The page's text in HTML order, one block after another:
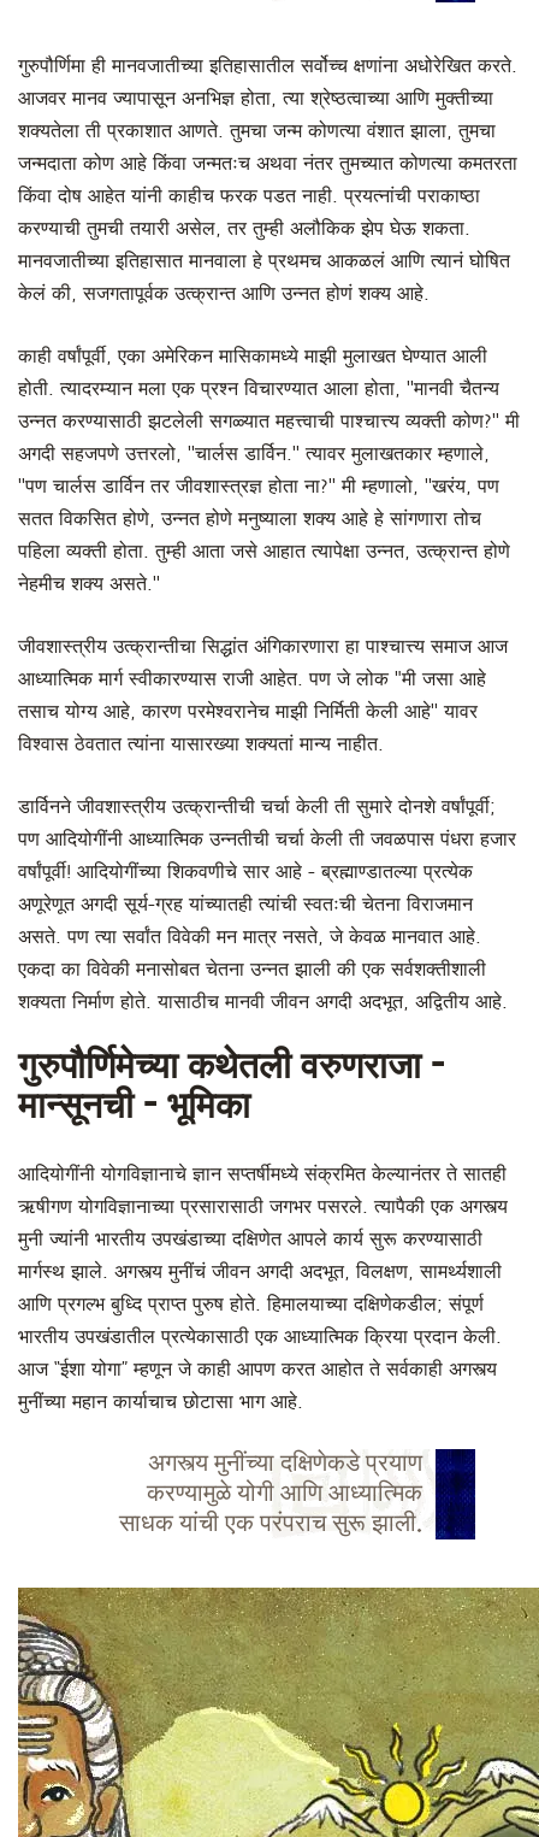
गुरुपौर्णिमा ही मानवजातीच्या इतिहासातील सर्वोच्च क्षणांना अधोरेखित करते.
आजवर मानव ज्यापासून अनभिज्ञ होता, त्या श्रेष्ठत्वाच्या आणि मुक्तीच्या
शक्यतेला ती प्रकाशात आणते. तुमचा जन्म कोणत्या वंशात झाला, तुमचा
जन्मदाता कोण आहे किंवा जन्मतःच अथवा नंतर तुमच्यात कोणत्या कमतरता
किंवा दोष आहेत यांनी काहीच फरक पडत नाही. प्रयत्नांची पराकाष्ठा
करण्याची तुमची तयारी असेल, तर तुम्ही अलौकिक झेप घेऊ शकता.
मानवजातीच्या इतिहासात मानवाला हे प्रथमच आकळलं आणि त्यानं घोषित
केलं की, सजगतापूर्वक उत्क्रान्त आणि उन्नत होणं शक्य आहे.
काही वर्षांपूर्वी, एका अमेरिकन मासिकामध्ये माझी मुलाखत घेण्यात आली
होती. त्यादरम्यान मला एक प्रश्न विचारण्यात आला होता, ''मानवी चैतन्य
उन्नत करण्यासाठी झटलेली सगळ्यात महत्त्वाची पाश्चात्त्य व्यक्ती कोण?'' मी
अगदी सहजपणे उत्तरलो, ''चार्लस डार्विन.'' त्यावर मुलाखतकार म्हणाले,
''पण चार्लस डार्विन तर जीवशास्त्रज्ञ होता ना?'' मी म्हणालो, ''खरंय, पण
सतत विकसित होणे, उन्नत होणे मनुष्याला शक्य आहे हे सांगणारा तोच
पहिला व्यक्ती होता. तुम्ही आता जसे आहात त्यापेक्षा उन्नत, उत्क्रान्त होणे
नेहमीच शक्य असते.''
जीवशास्त्रीय उत्क्रान्तीचा सिद्धांत अंगिकारणारा हा पाश्चात्त्य समाज आज
आध्यात्मिक मार्ग स्वीकारण्यास राजी आहेत. पण जे लोक "मी जसा आहे
तसाच योग्य आहे, कारण परमेश्वरानेच माझी निर्मिती केली आहे'' यावर
विश्वास ठेवतात त्यांना यासारख्या शक्यतां मान्य नाहीत.
डार्विनने जीवशास्त्रीय उत्क्रान्तीची चर्चा केली ती सुमारे दोनशे वर्षांपूर्वी;
पण आदियोगींनी आध्यात्मिक उन्नतीची चर्चा केली ती जवळपास पंधरा हजार
वर्षांपूर्वी! आदियोगींच्या शिकवणीचे सार आहे - ब्रह्माण्डातल्या प्रत्येक
अणूरेणूत अगदी सूर्य-ग्रह यांच्यातही त्यांची स्वतःची चेतना विराजमान
असते. पण त्या सर्वांत विवेकी मन मात्र नसते, जे केवळ मानवात आहे.
एकदा का विवेकी मनासोबत चेतना उन्नत झाली की एक सर्वशक्तीशाली
शक्यता निर्माण होते. यासाठीच मानवी जीवन अगदी अदभूत, अद्वितीय आहे.
गुरुपौर्णिमेच्या कथेतली वरुणराजा -
मान्सूनची - भूमिका
आदियोगींनी योगविज्ञानाचे ज्ञान सप्तर्षीमध्ये संक्रमित केल्यानंतर ते सातही
ऋषीगण योगविज्ञानाच्या प्रसारासाठी जगभर पसरले. त्यापैकी एक अगस्त्य
मुनी ज्यांनी भारतीय उपखंडाच्या दक्षिणेत आपले कार्य सुरू करण्यासाठी
मार्गस्थ झाले. अगस्त्य मुनींचं जीवन अगदी अदभूत, विलक्षण, सामर्थ्यशाली
आणि प्रगल्भ बुध्दि प्राप्त पुरुष होते. हिमालयाच्या दक्षिणेकडील; संपूर्ण
भारतीय उपखंडातील प्रत्येकासाठी एक आध्यात्मिक क्रिया प्रदान केली.
आज “ईशा योगा” म्हणून जे काही आपण करत आहोत ते सर्वकाही अगस्त्य
मुनींच्या महान कार्याचाच छोटासा भाग आहे.
अगस्त्य मुनींच्या दक्षिणेकडे प्रयाण
करण्यामुळे योगी आणि आध्यात्मिक
साधक यांची एक परंपराच सुरू झाली.